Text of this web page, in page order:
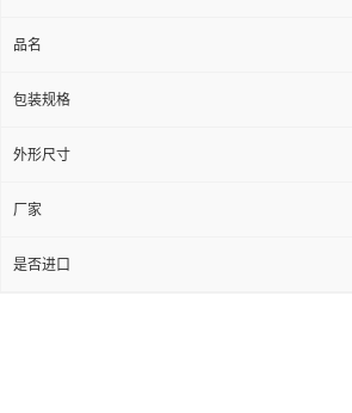
品名
包装规格
外形尺寸
厂家
是否进口